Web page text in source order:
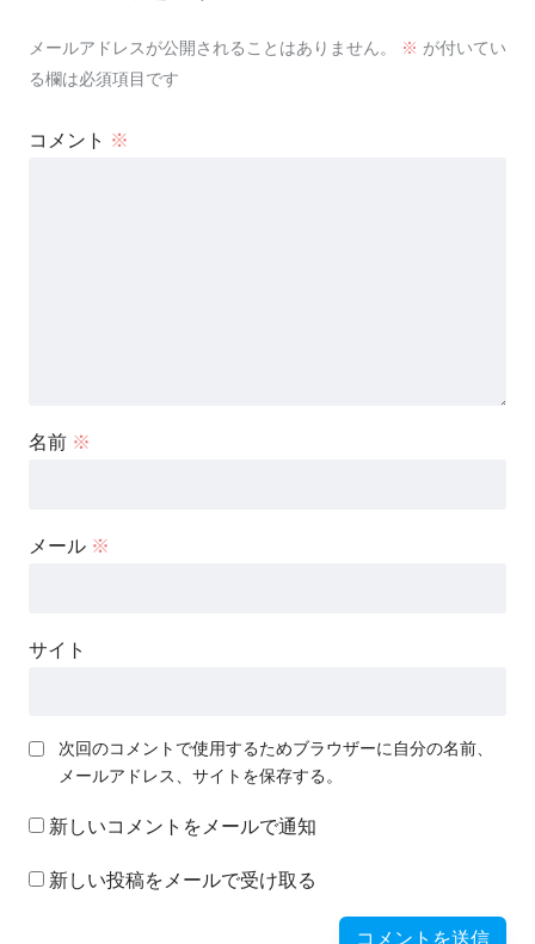
メールアドレスが公開されることはありません。 ※ が付いてい
る欄は必須項目です
コメント ※
名前 ※
メール ※
サイト
次回のコメントで使用するためブラウザーに自分の名前、
メールアドレス、サイトを保存する。
新しいコメントをメールで通知
新しい投稿をメールで受け取る